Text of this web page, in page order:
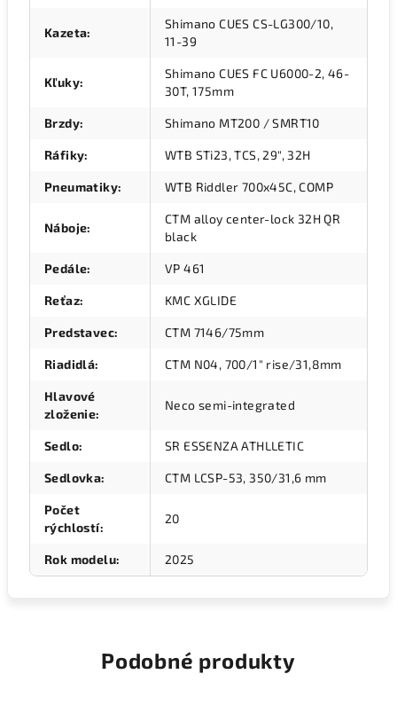
Kazeta:
Shimano CUES CS-LG300/10,
11-39
Kľuky:
Shimano CUES FC U6000-2, 46-
30T, 175mm
Brzdy: Shimano MT200 / SMRT10
Ráfiky: WTB STi23, TCS, 29", 32H
Pneumatiky: WTB Riddler 700x45C, COMP
Náboje:
CTM alloy center-lock 32H QR
black
Pedále: VP 461
Reťaz: KMC XGLIDE
Predstavec: CTM 7146/75mm
Riadidlá: CTM N04, 700/1" rise/31,8mm
Hlavové
zloženie:
Neco semi-integrated
Sedlo: SR ESSENZA ATHLLETIC
Sedlovka: CTM LCSP-53, 350/31,6 mm
Počet
rýchlostí:
20
Rok modelu: 2025
Podobné produkty